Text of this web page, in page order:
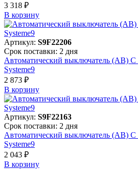
3 318 ₽
В корзинy
Артикул: S9F22206
Срок поставки: 2 дня
Автоматический выключатель (АВ)
Systeme9
2 873 ₽
В корзинy
Артикул: S9F22163
Срок поставки: 2 дня
Автоматический выключатель (АВ)
Systeme9
2 043 ₽
В корзинy